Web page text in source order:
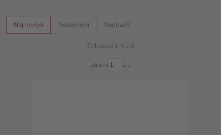
Nejnovější Nejlevnější Nejdražší
Zobrazuji 1-6 z 6
strana z 1